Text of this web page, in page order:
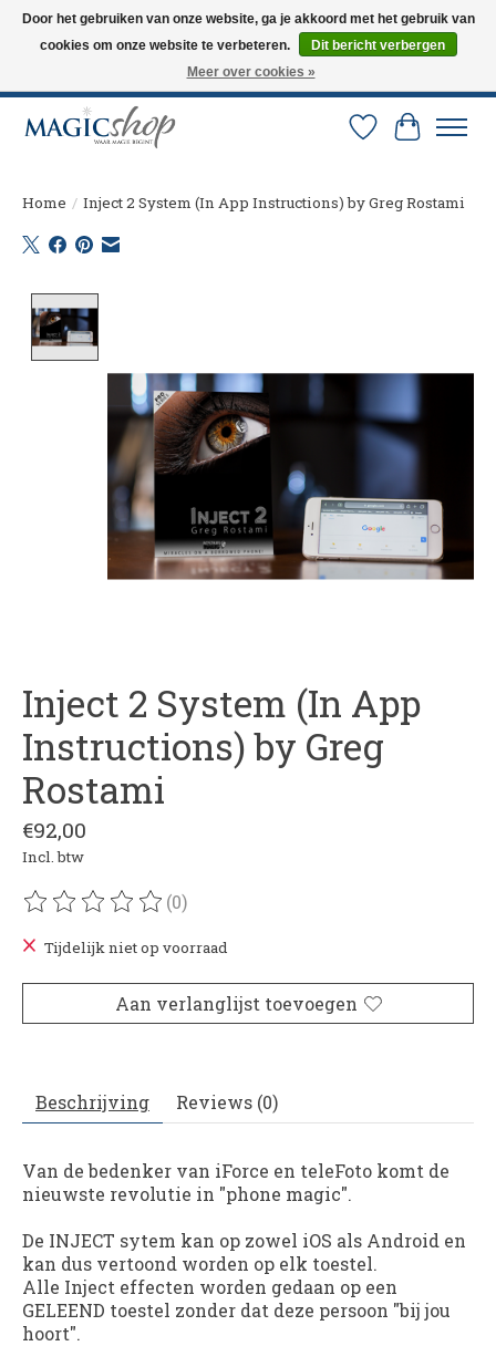
Altijd de nieuwste trucs op voorraad. Snelle verzending via PostNL en DHL.
Langskomen in onze winkel? Bel of mail om een afspraak te maken. 0251-
Verlanglijst
Home / Inject 2 System (In App Instructions) by Greg Rostami
Inject 2 System (In App
Instructions) by Greg
Rostami
€92,00
Incl. btw
De beoordeling van dit product is
(0)
Tijdelijk niet op voorraad
Aan verlanglijst toevoegen
Beschrijving Reviews (0)
Van de bedenker van iForce en teleFoto komt de
nieuwste revolutie in "phone magic".
De INJECT sytem kan op zowel iOS als Android en
kan dus vertoond worden op elk toestel.
Alle Inject effecten worden gedaan op een
GELEEND toestel zonder dat deze persoon "bij jou
hoort".
Door het gebruiken van onze website, ga je akkoord met het gebruik van
cookies om onze website te verbeteren.
Dit bericht verbergen
Meer over cookies »